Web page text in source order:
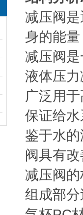
减压阀
身的能
减压阀
液体压
广泛用
保证给
鉴于水
阀具有
减压阀
组成部